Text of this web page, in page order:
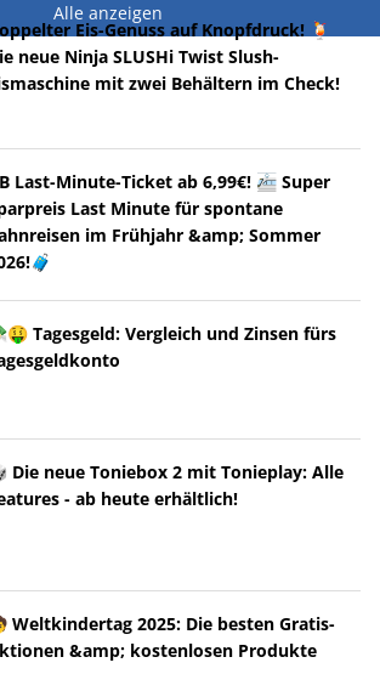
Alle anzeigen
Eis-Genuss auf Knopfdruck! 🍹
neue Ninja SLUSHi Twist Slush-
mit zwei Behältern im Check!
Last-Minute-Ticket ab 6,99€! 🚈 Super
Last Minute für spontane
im Frühjahr &amp; Sommer
Tagesgeld: Vergleich und Zinsen fürs
Die neue Toniebox 2 mit Tonieplay: Alle
- ab heute erhältlich!
Weltkindertag 2025: Die besten Gratis-
&amp; kostenlosen Produkte